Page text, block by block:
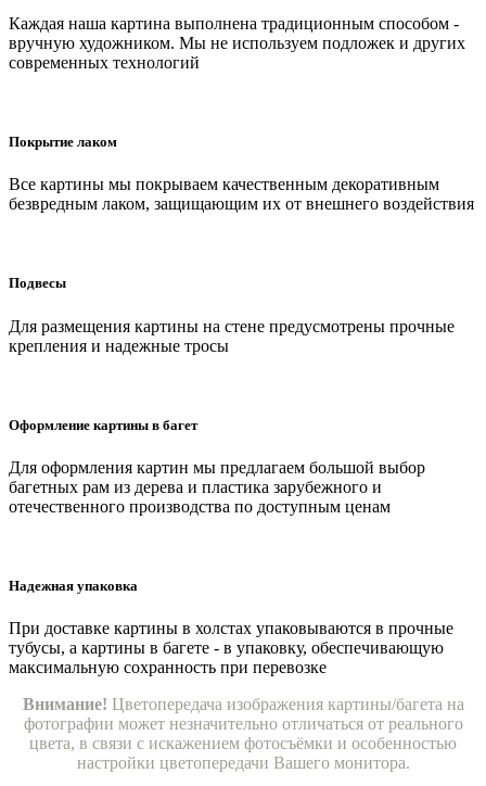
Каждая наша картина выполнена традиционным способом -
вручную художником. Мы не используем подложек и других
современных технологий
Покрытие лаком
Все картины мы покрываем качественным декоративным
безвредным лаком, защищающим их от внешнего воздействия
Подвесы
Для размещения картины на стене предусмотрены прочные
крепления и надежные тросы
Оформление картины в багет
Для оформления картин мы предлагаем большой выбор
багетных рам из дерева и пластика зарубежного и
отечественного производства по доступным ценам
Надежная упаковка
При доставке картины в холстах упаковываются в прочные
тубусы, а картины в багете - в упаковку, обеспечивающую
максимальную сохранность при перевозке
Внимание! Цветопередача изображения картины/багета на
фотографии может незначительно отличаться от реального
цвета, в связи с искажением фотосъёмки и особенностью
настройки цветопередачи Вашего монитора.